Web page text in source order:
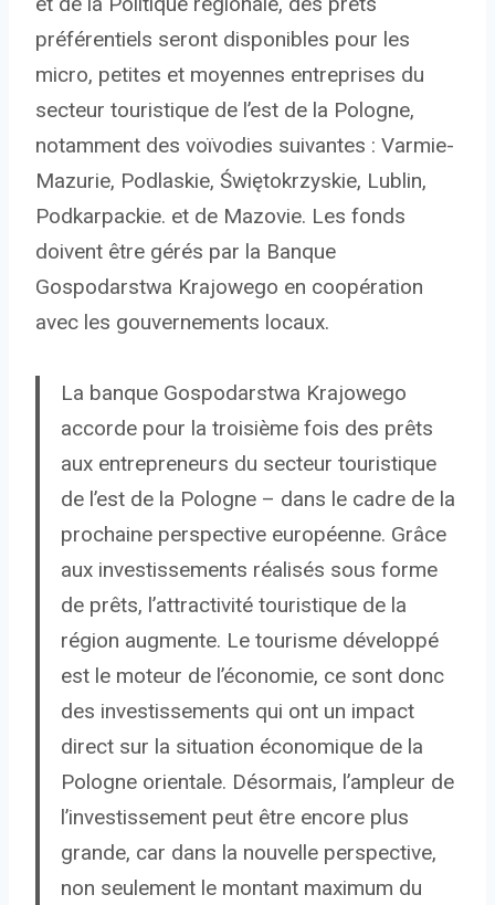
préférentiels seront disponibles pour les
micro, petites et moyennes entreprises du
secteur touristique de l’est de la Pologne,
notamment des voïvodies suivantes : Varmie-
Mazurie, Podlaskie, Świętokrzyskie, Lublin,
Podkarpackie. et de Mazovie. Les fonds
doivent être gérés par la Banque
Gospodarstwa Krajowego en coopération
avec les gouvernements locaux.
La banque Gospodarstwa Krajowego
accorde pour la troisième fois des prêts
aux entrepreneurs du secteur touristique
de l’est de la Pologne – dans le cadre de la
prochaine perspective européenne. Grâce
aux investissements réalisés sous forme
de prêts, l’attractivité touristique de la
région augmente. Le tourisme développé
est le moteur de l’économie, ce sont donc
des investissements qui ont un impact
direct sur la situation économique de la
Pologne orientale. Désormais, l’ampleur de
l’investissement peut être encore plus
grande, car dans la nouvelle perspective,
non seulement le montant maximum du